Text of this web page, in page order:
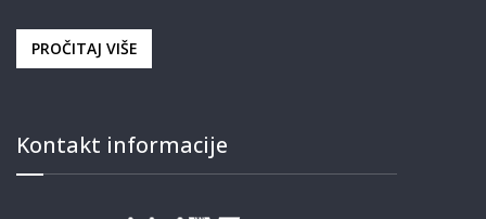
PROČITAJ VIŠE
Kontakt informacije